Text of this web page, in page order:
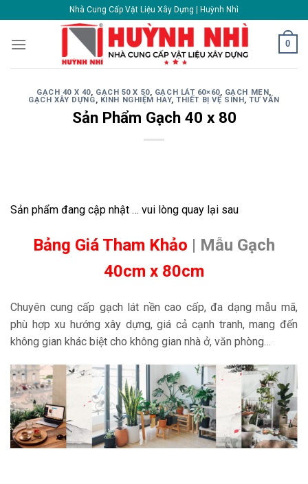
content
Nhà Cung Cấp Vật Liệu Xây Dựng | Huỳnh Nhì
0
GẠCH 40 X 40, GẠCH 50 X 50, GẠCH LÁT 60×60, GẠCH MEN,
GẠCH XÂY DỰNG, KINH NGHIỆM HAY,THIẾT BỊ VỆ SINH,TƯ VẤN
Sản Phẩm Gạch 40 x 80
Sản phẩm đang cập nhật … vui lòng quay lại sau
Bảng Giá Tham Khảo | Mẫu Gạch
40cm x 80cm
Chuyên cung cấp gạch lát nền cao cấp, đa dạng mẫu mã,
phù hợp xu hướng xây dựng, giá cả cạnh tranh, mang đến
không gian khác biệt cho không gian nhà ở, văn phòng…